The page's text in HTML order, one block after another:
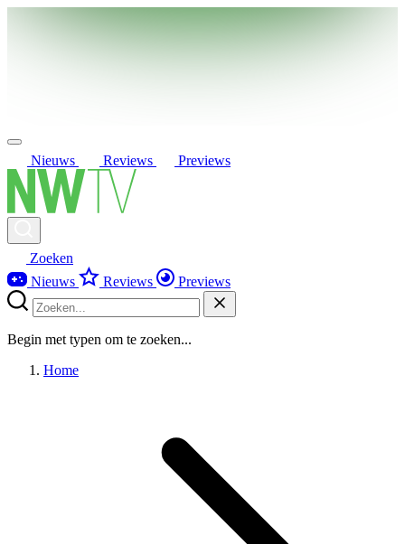
Nieuws Reviews Previews
Zoeken
Nieuws
Reviews Previews
Begin met typen om te zoeken...
Home